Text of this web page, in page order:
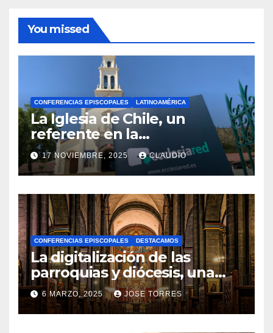
You missed
CONFERENCIAS EPISCOPALES LATINOAMÉRICA
La Iglesia de Chile, un
referente en la
transformación digital
gracias a Ecclesiared
17 NOVIEMBRE, 2025 CLAUDIO
N
O
H
A
Y
C
O
M
CONFERENCIAS EPISCOPALES DESTACAMOS
La digitalización de las
parroquias y diócesis, una
realidad ya para el futuro de
la Iglesia
6 MARZO, 2025 JOSE TORRES
N
O